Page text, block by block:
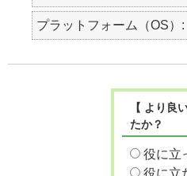
プラットフォーム（OS）
【 より良
たか？
役に立
役に立